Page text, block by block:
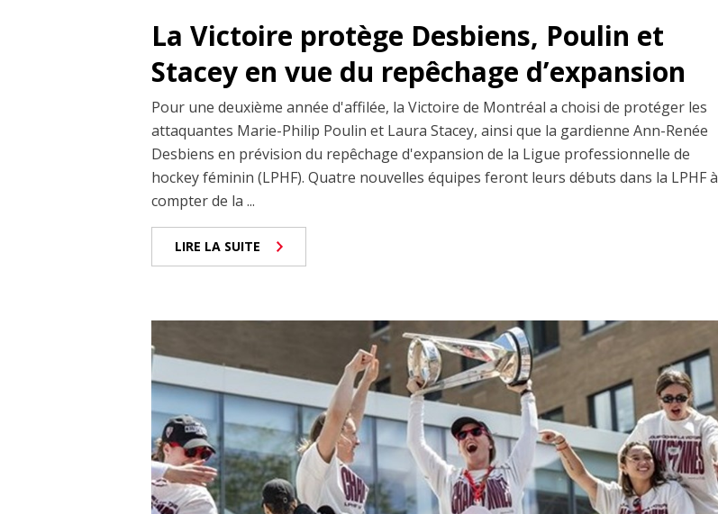
La Victoire protège Desbiens, Poulin et
Stacey en vue du repêchage d’expansion
Pour une deuxième année d'affilée, la Victoire de Montréal a choisi de protéger les
attaquantes Marie-Philip Poulin et Laura Stacey, ainsi que la gardienne Ann-Renée
Desbiens en prévision du repêchage d'expansion de la Ligue professionnelle de
hockey féminin (LPHF). Quatre nouvelles équipes feront leurs débuts dans la LPHF à
compter de la ...
LIRE LA SUITE